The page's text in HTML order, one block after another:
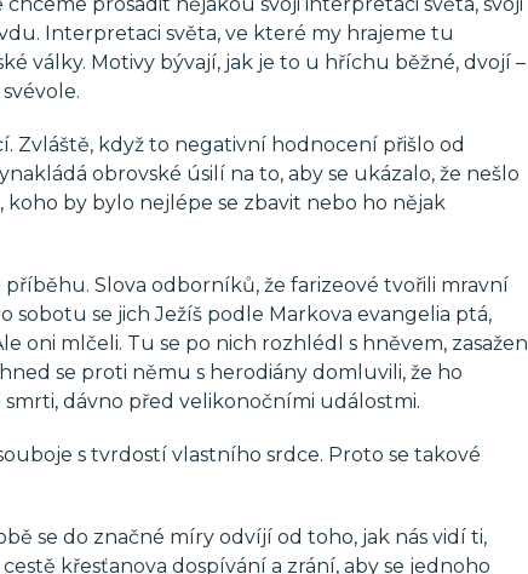
Interpretaci světa, ve které my hrajeme tu
války. Motivy bývají, jak je to u hříchu běžné, dvojí –
Zvláště, když to negativní hodnocení přišlo od
obrovské úsilí na to, aby se ukázalo, že nešlo
by bylo nejlépe se zbavit nebo ho nějak
Slova odborníků, že farizeové tvořili mravní
sobotu se jich Ježíš podle Markova evangelia ptá,
oni mlčeli. Tu se po nich rozhlédl s hněvem, zasažen
se proti němu s herodiány domluvili, že ho
dávno před velikonočními událostmi.
s tvrdostí vlastního srdce. Proto se takové
se do značné míry odvíjí od toho, jak nás vidí ti,
křesťanova dospívání a zrání, aby se jednoho